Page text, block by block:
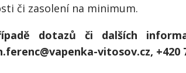
či zasolení na minimum.
dotazů či dalších
vitosov.cz, +420